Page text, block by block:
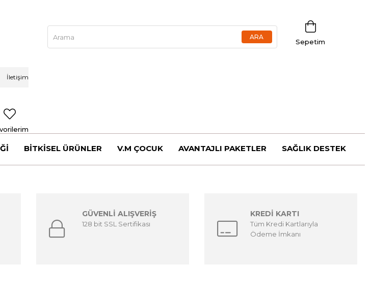
İletişim
Sepetim
BİTKİSEL ÜRÜNLER V.M ÇOCUK AVANTAJLI PAKETLER SAĞLIK DESTEK
GÜVENLİ ALIŞVERİŞ
128 bit SSL Sertifikası
KREDİ KARTI
Tüm Kredi Kartlarıyla
Ödeme İmkanı